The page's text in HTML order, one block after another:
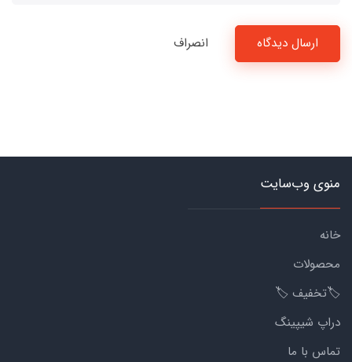
ارسال دیدگاه انصراف
منوی وب‌سایت
خانه
محصولات
🏷️تخفیف 🏷️
دراپ شیپینگ
تماس با ما